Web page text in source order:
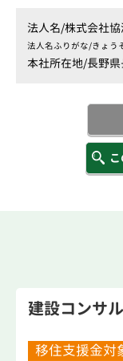
法人名/株式会社
法人名ふりがな/きょう
本社所在地/長野
建設コンサ
移住支援金対